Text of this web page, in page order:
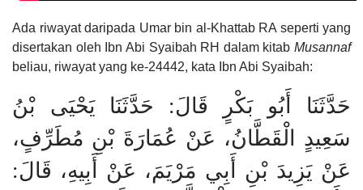
Ada riwayat daripada Umar bin al-Khattab RA seperti yang
disertakan oleh Ibn Abi Syaibah RH dalam kitab Musannaf
beliau, riwayat yang ke-24442, kata Ibn Abi Syaibah:
حَدَّثَنَا أَبُو بَكْرٍ قَالَ: حَدَّثَنَا يَحْيَى بْنُ
سَعِيدٍ الْقَطَّانُ، عَنْ عُمَارَةَ بْنِ مُطَرِّفٍ،
عَنْ يَزِيدَ بْنِ أَبِي مَرْيَمَ، عَنْ أَبِيهِ، قَالَ: